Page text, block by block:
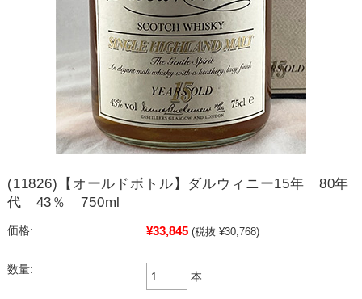
(11826)【オールドボトル】ダルウィニー15年 80年
代 43％ 750ml
価格: ¥33,845 (税抜 ¥30,768)
数量:
本